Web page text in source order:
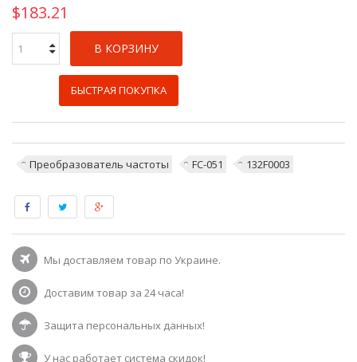
$183.21
В КОРЗИНУ
БЫСТРАЯ ПОКУПКА
Преобразователь частоты FC-051 132F0003
Мы доставляем товар по Украине.
Доставим товар за 24 часа!
Защита персональных данных!
У нас работает система скидок!